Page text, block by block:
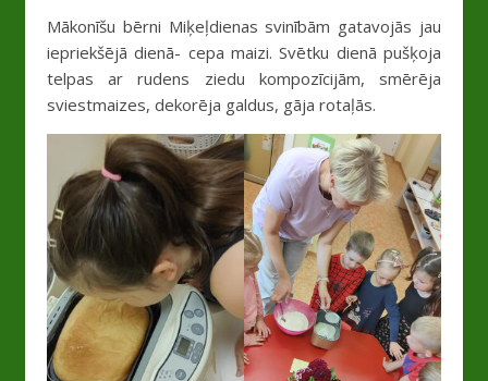
Mākonīšu bērni Miķeļdienas svinībām gatavojās jau
iepriekšējā dienā- cepa maizi. Svētku dienā pušķoja
telpas ar rudens ziedu kompozīcijām, smērēja
sviestmaizes, dekorēja galdus, gāja rotaļās.